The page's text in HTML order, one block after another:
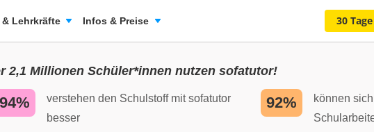
Lehrkräfte Infos & Preise 30
2,1 Millionen Schüler*innen nutzen sofatutor!
94%
verstehen den Schulstoff mit sofatutor
besser
92%
können